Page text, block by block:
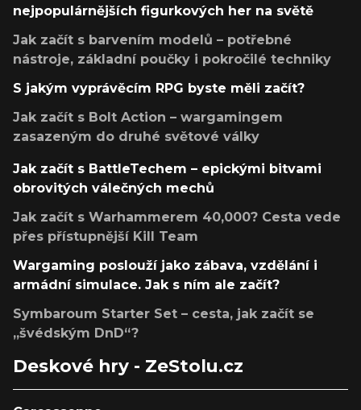
nejpopulárnějších figurkových her na světě
Jak začít s barvením modelů – potřebné
nástroje, základní poučky i pokročilé techniky
S jakým vyprávěcím RPG byste měli začít?
Jak začít s Bolt Action – wargamingem
zasazeným do druhé světové války
Jak začít s BattleTechem – epickými bitvami
obrovitých válečných mechů
Jak začít s Warhammerem 40,000? Cesta vede
přes přístupnější Kill Team
Wargaming poslouží jako zábava, vzdělání i
armádní simulace. Jak s ním ale začít?
Symbaroum Starter Set – cesta, jak začít se
„švédským DnD“?
Deskové hry - ZeStolu.cz